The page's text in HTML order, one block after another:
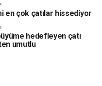
en çok çatılar hissediyor
hedefleyen çatı
umutlu